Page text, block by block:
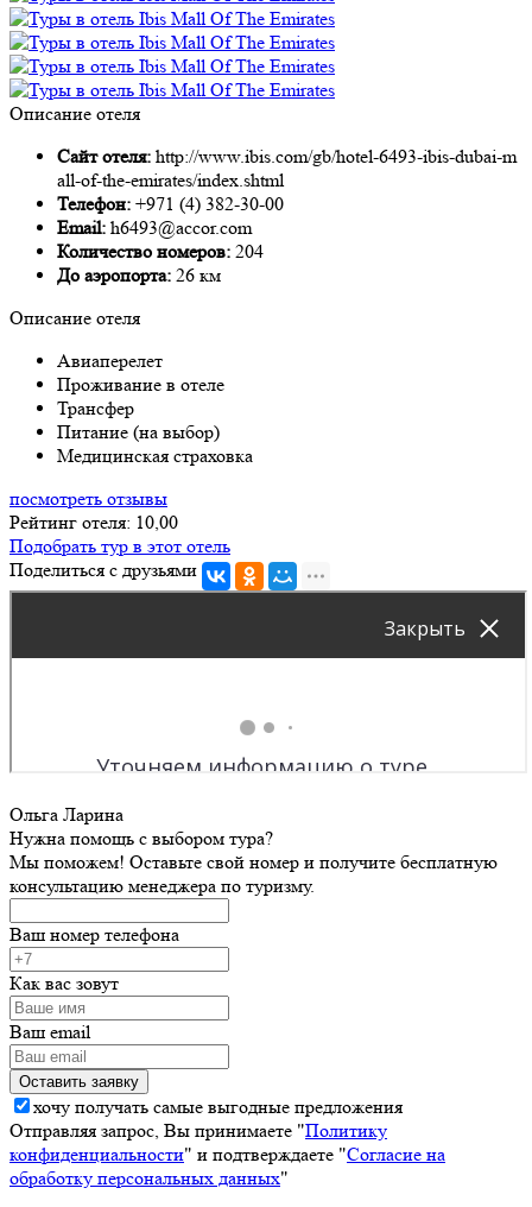
Описание отеля
Сайт отеля: http://www.ibis.com/gb/hotel-6493-ibis-dubai-m
all-of-the-emirates/index.shtml
Телефон: +971 (4) 382-30-00
Email: h6493@accor.com
Количество номеров: 204
До аэропорта: 26 км
Описание отеля
Авиаперелет
Проживание в отеле
Трансфер
Питание (на выбор)
Медицинская страховка
посмотреть отзывы
Рейтинг отеля: 10,00
Подобрать тур в этот отель
Поделиться с друзьями
Ольга Ларина
Нужна помощь с выбором тура?
Мы поможем! Оставьте свой номер и получите бесплатную
консультацию менеджера по туризму.
Ваш номер телефона
Как вас зовут
Ваш email
хочу получать самые выгодные предложения
Отправляя запрос, Вы принимаете "Политику
конфиденциальности" и подтверждаете "Согласие на
обработку персональных данных"